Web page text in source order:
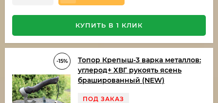
КУПИТЬ В 1 КЛИК
-15%
Топор Крепыш-3 варка металлов:
углерод+ ХВГ рукоять ясень
брашированный (NEW)
ПОД ЗАКАЗ